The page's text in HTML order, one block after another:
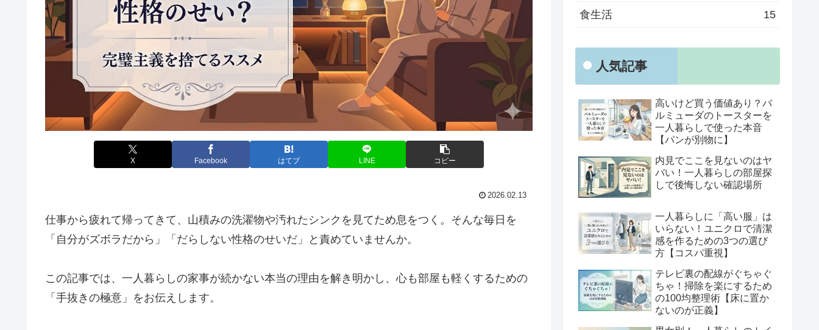
X Facebook はてブ LINE コピー
2026.02.13
仕事から疲れて帰ってきて、山積みの洗濯物や汚れたシンクを見てため息をつく。そんな毎日を
「自分がズボラだから」「だらしない性格のせいだ」と責めていませんか。
この記事では、一人暮らしの家事が続かない本当の理由を解き明かし、心も部屋も軽くするための
「手抜きの極意」をお伝えします。
食生活 15
人気記事
高いけど買う価値あり？バ
ルミューダのトースターを
一人暮らしで使った本音
【パンが別物に】
内見でここを見ないのはヤ
バい！一人暮らしの部屋探
しで後悔しない確認場所
一人暮らしに「高い服」は
いらない！ユニクロで清潔
感を作るための3つの選び
方【コスパ重視】
テレビ裏の配線がぐちゃぐ
ちゃ！掃除を楽にするため
の100均整理術【床に置か
ないのが正義】